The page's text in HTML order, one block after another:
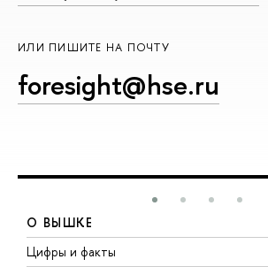
ИЛИ ПИШИТЕ НА ПОЧТУ
foresight@hse.ru
О ВЫШКЕ
Цифры и факты